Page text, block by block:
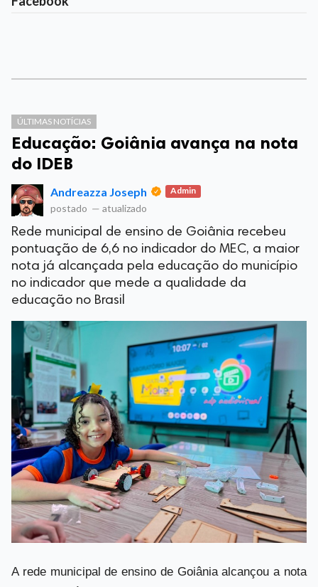
ÚLTIMAS NOTÍCIAS
Educação: Goiânia avança na nota
do IDEB
Andreazza Joseph Admin
postado — atualizado
Rede municipal de ensino de Goiânia recebeu
pontuação de 6,6 no indicador do MEC, a maior
nota já alcançada pela educação do município
no indicador que mede a qualidade da
educação no Brasil
A rede municipal de ensino de Goiânia alcançou a nota